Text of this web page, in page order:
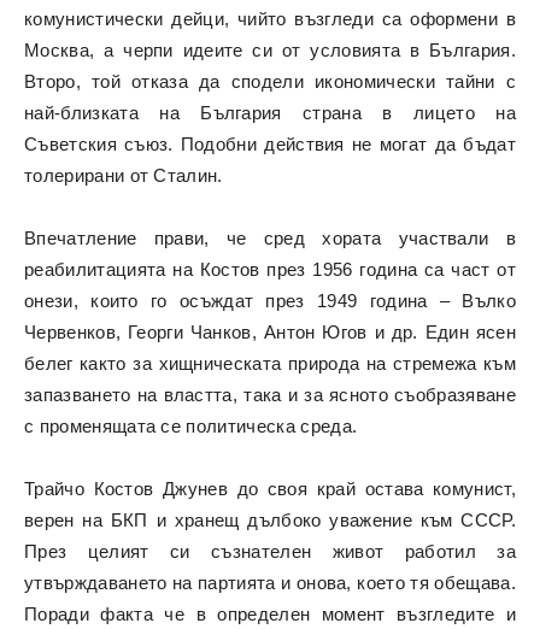
комунистически дейци, чийто възгледи са оформени в
Москва, а черпи идеите си от условията в България.
Второ, той отказа да сподели икономически тайни с
най-близката на България страна в лицето на
Съветския съюз. Подобни действия не могат да бъдат
толерирани от Сталин.
Впечатление прави, че сред хората участвали в
реабилитацията на Костов през 1956 година са част от
онези, които го осъждат през 1949 година – Вълко
Червенков, Георги Чанков, Антон Югов и др. Един ясен
белег както за хищническата природа на стремежа към
запазването на властта, така и за ясното съобразяване
с променящата се политическа среда.
Трайчо Костов Джунев до своя край остава комунист,
верен на БКП и хранещ дълбоко уважение към СССР.
През целият си съзнателен живот работил за
утвърждаването на партията и онова, което тя обещава.
Поради факта че в определен момент възгледите и